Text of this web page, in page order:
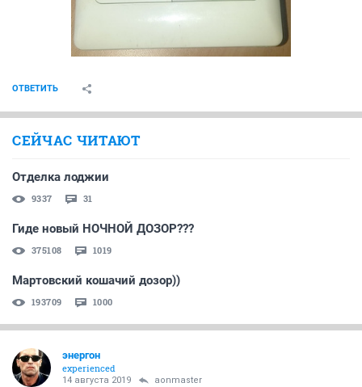
ОТВЕТИТЬ
СЕЙЧАС ЧИТАЮТ
Отделка лоджии
9337 31
Гиде новый НОЧНОЙ ДОЗОР???
375108 1019
Мартовский кошачий дозор))
193709 1000
энергон
experienced
14 августа 2019 aonmaster